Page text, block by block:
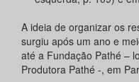
A ideia de organizar os
surgiu após um ano e
até a Fundação Pathé –
Produtora Pathé -, em